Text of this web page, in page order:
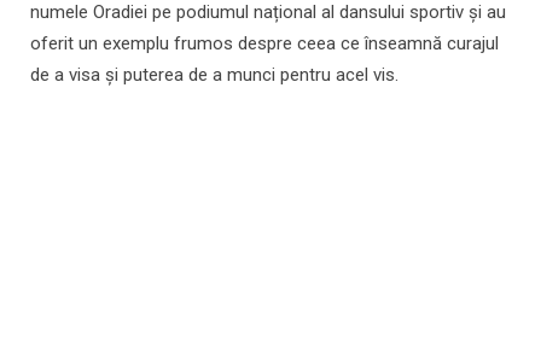
numele Oradiei pe podiumul național al dansului sportiv și au
oferit un exemplu frumos despre ceea ce înseamnă curajul
de a visa și puterea de a munci pentru acel vis.